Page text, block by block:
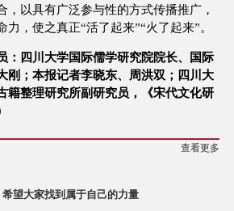
，以具有广泛参与性的方式传播推广，
，使之真正“活了起来”“火了起来”。
：四川大学国际儒学研究院院长、国际
刚；本报记者李晓东、周洪双；四川大
籍整理研究所副研究员，《宋代文化研
查看更多
望大家找到属于自己的力量